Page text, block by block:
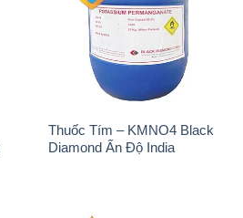
Thuốc Tím – KMNO4 Black
Diamond Ấn Độ India